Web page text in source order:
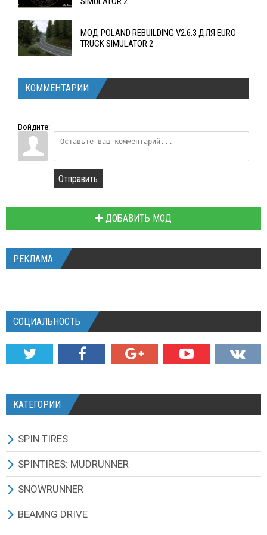
МОД POLAND REBUILDING V2.6.3 ДЛЯ EURO
TRUCK SIMULATOR 2
КОММЕНТАРИИ
Войдите:
Отправить
ДОБАВИТЬ МОД
РЕКЛАМА
СОЦИАЛЬНОСТЬ
КАТЕГОРИИ
SPIN TIRES
СКАЧАТЬ ИГРУ
ВСЕ МОДЫ
ТЕХНИКА
SPINTIRES: MUDRUNNER
ВСЕ МОДЫ
ГРУЗОВИКИ
SNOWRUNNER
ВСЕ МОДЫ
BEAMNG DRIVE